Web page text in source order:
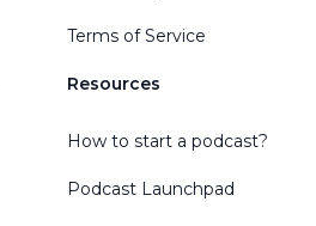
Terms of Service
Resources
How to start a podcast?
Podcast Launchpad